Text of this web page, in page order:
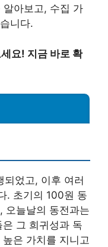
아보고, 수집 가
니다.
요! 지금 바로 확
었고, 이후 여러
. 초기의 100원 동
오늘날의 동전과는
그 희귀성과 독
은 가치를 지니고